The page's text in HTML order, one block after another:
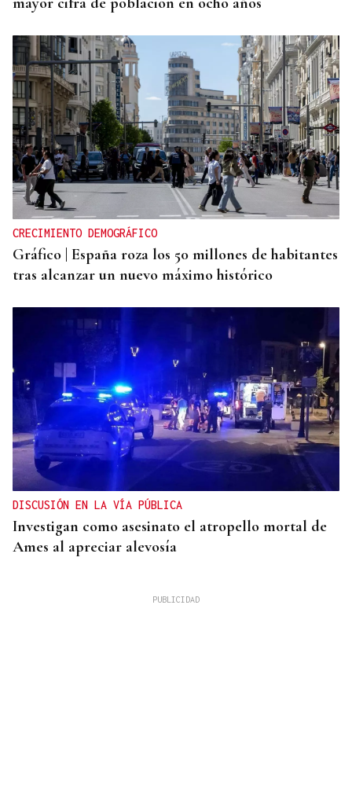
CRECIMIENTO DEMOGRÁFICO
Gráfico | España roza los 50 millones de habitantes
tras alcanzar un nuevo máximo histórico
DISCUSIÓN EN LA VÍA PÚBLICA
Investigan como asesinato el atropello mortal de
Ames al apreciar alevosía